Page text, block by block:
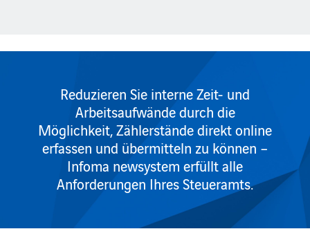
Reduzieren Sie interne Zeit- und
Arbeitsaufwände durch die
Möglichkeit, Zählerstände direkt online
erfassen und übermitteln zu können –
Infoma newsystem erfüllt alle
Anforderungen Ihres Steueramts.